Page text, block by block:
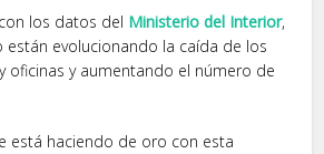
los datos del Ministerio del Interior,
evolucionando la caída de los
oficinas y aumentando el número de
está haciendo de oro con esta